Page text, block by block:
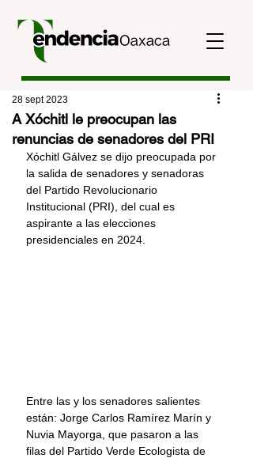
A Xóchitl le preocupan las
renuncias de senadores del PRI
28 sept 2023
Xóchitl Gálvez se dijo preocupada por
la salida de senadores y senadoras
del Partido Revolucionario
Institucional (PRI), del cual es
aspirante a las elecciones
presidenciales en 2024.
Entre las y los senadores salientes
están: Jorge Carlos Ramírez Marín y
Nuvia Mayorga, que pasaron a las
filas del Partido Verde Ecologista de